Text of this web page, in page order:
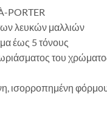
PORTER
λευκών μαλλιών
έως 5 τόνους
του
ισορροπημένη